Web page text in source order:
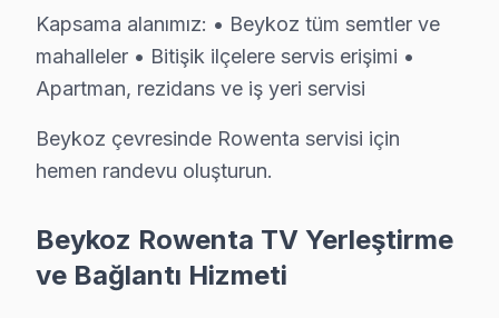
Tokatköy’de, bir arkadaşımın Rowenta ekran’si
Yalıköy'de Rowenta TV Servisi
Yalıköy’de, bir müşteri Rowenta ekran'sinin uzaktan
Yavuz Selim’deki bir evde, Rowenta
Yeni Mahalle'de Rowenta TV Servisi
Kapsama alanımız: • Beykoz tüm semtler ve
mahalleler • Bitişik ilçelere servis erişimi •
Apartman, rezidans ve iş yeri servisi
Beykoz çevresinde Rowenta servisi için
hemen randevu oluşturun.
Beykoz Rowenta TV Yerleştirme
ve Bağlantı Hizmeti